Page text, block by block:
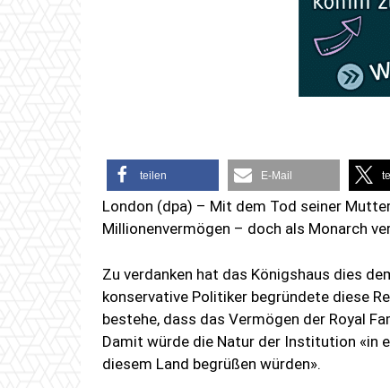
teilen E-Mail
London (dpa) – Mit dem Tod seiner
Millionenvermögen – doch als Monarch
Zu verdanken hat das Königshaus dies
konservative Politiker begründete diese
bestehe, dass das Vermögen der Royal
Damit würde die Natur der Institution «in
diesem Land begrüßen würden».